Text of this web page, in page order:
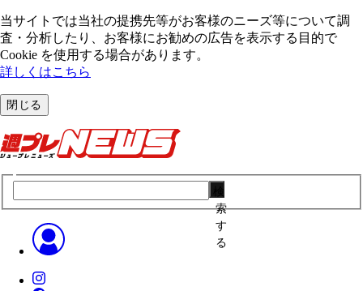
当サイトでは当社の提携先等がお客様のニーズ等について調
査・分析したり、お客様にお勧めの広告を表⽰する⽬的で
Cookie を使⽤する場合があります。
詳しくはこちら
閉じる
索
す
る